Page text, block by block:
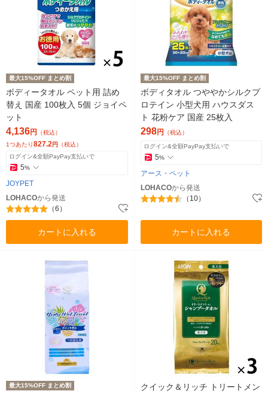
最大15%OFF まとめ割
ボディータオル ペット用 詰め
替え 国産 100枚入 5個 ジョイペ
ット
4,136円 （税込）
1つあたり827.2円 （税込）
ログイン&全額PayPay支払いで
5%
JOYPET
LOHACOから発送
（6）
カートに入れる
最大15%OFF まとめ割
ボディタオル つややかシルクプ
ロテイン 小型犬用 ハウスダス
ト 花粉ケア 国産 25枚入
298円 （税込）
ログイン&全額PayPay支払いで
5%
アース・ペット
LOHACOから発送
（10）
カートに入れる
最大15%OFF まとめ割
クイック＆リッチ トリートメン